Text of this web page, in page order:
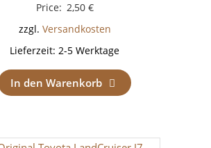
Price: 2,50 €
zzgl. Versandkosten
Lieferzeit:2-5 Werktage
In den Warenkorb